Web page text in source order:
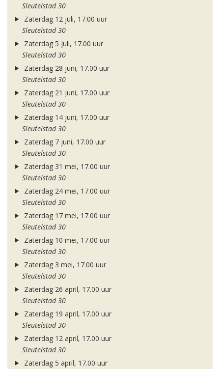
Sleutelstad 30
Zaterdag 12 juli, 17.00 uur
Sleutelstad 30
Zaterdag 5 juli, 17.00 uur
Sleutelstad 30
Zaterdag 28 juni, 17.00 uur
Sleutelstad 30
Zaterdag 21 juni, 17.00 uur
Sleutelstad 30
Zaterdag 14 juni, 17.00 uur
Sleutelstad 30
Zaterdag 7 juni, 17.00 uur
Sleutelstad 30
Zaterdag 31 mei, 17.00 uur
Sleutelstad 30
Zaterdag 24 mei, 17.00 uur
Sleutelstad 30
Zaterdag 17 mei, 17.00 uur
Sleutelstad 30
Zaterdag 10 mei, 17.00 uur
Sleutelstad 30
Zaterdag 3 mei, 17.00 uur
Sleutelstad 30
Zaterdag 26 april, 17.00 uur
Sleutelstad 30
Zaterdag 19 april, 17.00 uur
Sleutelstad 30
Zaterdag 12 april, 17.00 uur
Sleutelstad 30
Zaterdag 5 april, 17.00 uur